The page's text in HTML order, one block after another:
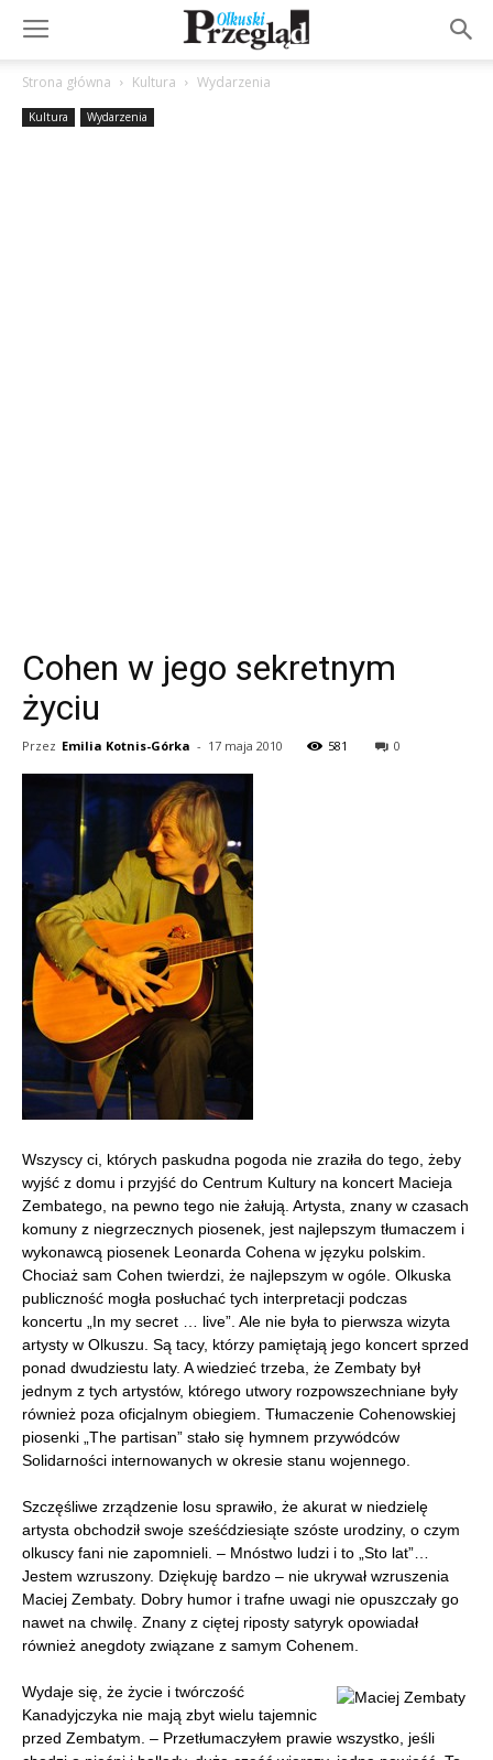
Strona główna Kultura Wydarzenia
Kultura Wydarzenia
Cohen w jego sekretnym
życiu
Przez Emilia Kotnis-Górka - 17 maja 2010 581 0
Wszyscy ci, których paskudna pogoda nie zraziła do tego, żeby
wyjść z domu i przyjść do Centrum Kultury na koncert Macieja
Zembatego, na pewno tego nie żałują. Artysta, znany w czasach
komuny z niegrzecznych piosenek, jest najlepszym tłumaczem i
wykonawcą piosenek Leonarda Cohena w języku polskim.
Chociaż sam Cohen twierdzi, że najlepszym w ogóle. Olkuska
publiczność mogła posłuchać tych interpretacji podczas
koncertu „In my secret … live”. Ale nie była to pierwsza wizyta
artysty w Olkuszu. Są tacy, którzy pamiętają jego koncert sprzed
ponad dwudziestu laty. A wiedzieć trzeba, że Zembaty był
jednym z tych artystów, którego utwory rozpowszechniane były
również poza oficjalnym obiegiem. Tłumaczenie Cohenowskiej
piosenki „The partisan” stało się hymnem przywódców
Solidarności internowanych w okresie stanu wojennego.
Szczęśliwe zrządzenie losu sprawiło, że akurat w niedzielę
artysta obchodził swoje sześćdziesiąte szóste urodziny, o czym
olkuscy fani nie zapomnieli. – Mnóstwo ludzi i to „Sto lat”…
Jestem wzruszony. Dziękuję bardzo – nie ukrywał wzruszenia
Maciej Zembaty. Dobry humor i trafne uwagi nie opuszczały go
nawet na chwilę. Znany z ciętej riposty satyryk opowiadał
również anegdoty związane z samym Cohenem.
Wydaje się, że życie i twórczość
Kanadyjczyka nie mają zbyt wielu tajemnic
przed Zembatym. – Przetłumaczyłem prawie wszystko, jeśli